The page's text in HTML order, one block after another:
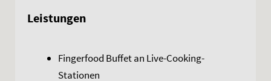
Leistungen
Fingerfood Buffet an Live-Cooking-
Stationen